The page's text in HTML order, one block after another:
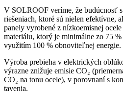
V SOLROOF veríme, že budúcnosť
riešeniach, ktoré sú nielen efektívne,
panely vyrobené z nízkoemisnej
materiálu, ktorý je minimálne zo 75
využitím 100 % obnoviteľnej energie.
Výroba prebieha v elektrických
výrazne znižuje emisie CO₂
CO₂ na tonu ocele), v porovnaní s
tavenia.